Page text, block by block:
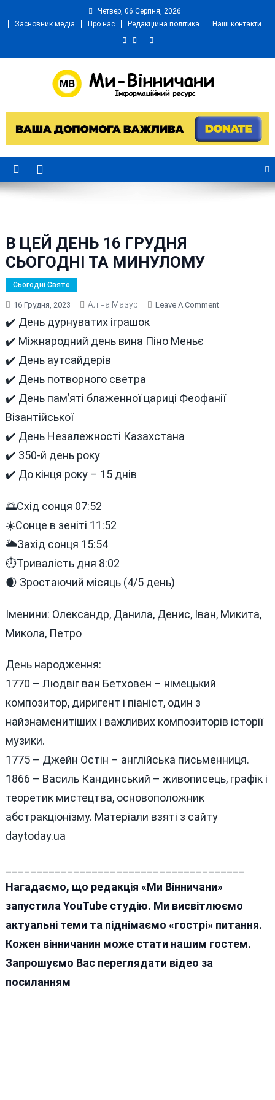
Четвер, 06 Серпня, 2026
Засновник медіа
Про нас Редакційна політика Наші контакти
Ми Вінничани
В ЦЕЙ ДЕНЬ 16 ГРУДНЯ
СЬОГОДНІ ТА МИНУЛОМУ
Сьогодні Свято
16 Грудня, 2023 Аліна Мазур Leave A CommentOn
ТА
✔️ День дурнуватих іграшок
✔️ Міжнародний день вина Піно Меньє
✔️ День аутсайдерів
✔️ День потворного светра
✔️ День пам’яті блаженної цариці Феофанії
Візантійської
✔️ День Незалежності Казахстана
✔️ 350-й день року
✔️ До кінця року – 15 днів
🌅Схід сонця 07:52
☀️Сонце в зеніті 11:52
🌥Захід сонця 15:54
⏱Тривалість дня 8:02
🌒 Зростаючий місяць (4/5 день)
Іменини: Олександр, Данила, Денис, Іван, Микита,
Микола, Петро
День народження:
1770 – Людвіг ван Бетховен – німецький
композитор, диригент і піаніст, один з
найзнаменитіших і важливих композиторів історії
музики.
1775 – Джейн Остін – англійська письменниця.
1866 – Василь Кандинський – живописець, графік і
теоретик мистецтва, основоположник
абстракціонізму. Матеріали взяті з сайту
daytoday.ua
Нагадаємо, що редакція «Ми Вінничани»
запустила YouTube студію. Ми висвітлюємо
актуальні теми та піднімаємо «гострі» питання.
Кожен вінничанин може стати нашим гостем.
Запрошуємо Вас переглядати відео за
посиланням